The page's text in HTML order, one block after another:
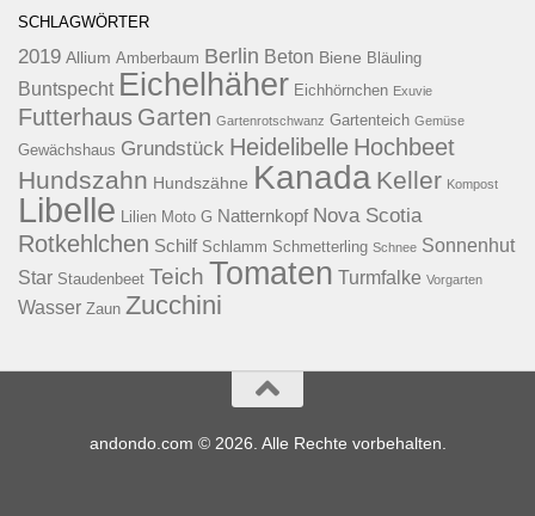
SCHLAGWÖRTER
2019 Allium Amberbaum Berlin Beton Biene Bläuling
Buntspecht Eichelhäher Eichhörnchen Exuvie
Futterhaus Garten Gartenrotschwanz Gartenteich Gemüse
Gewächshaus Grundstück Heidelibelle Hochbeet
Hundszahn Hundszähne Kanada Keller Kompost
Libelle Lilien Moto G Natternkopf Nova Scotia
Rotkehlchen Schilf Schlamm Schmetterling Schnee Sonnenhut
Star Staudenbeet Teich Tomaten Turmfalke Vorgarten
Wasser Zaun Zucchini
andondo.com © 2026. Alle Rechte vorbehalten.